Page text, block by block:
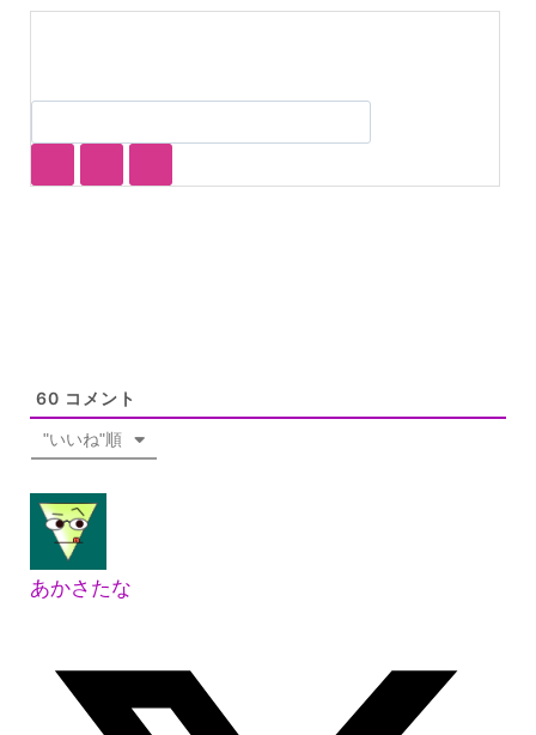
60 コメント
"いいね"順
あかさたな